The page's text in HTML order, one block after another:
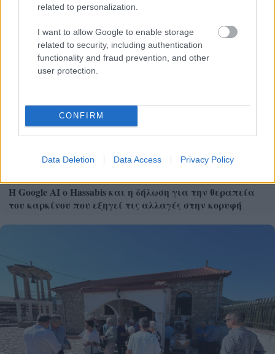
related to personalization.
I want to allow Google to enable storage
related to security, including authentication
functionality and fraud prevention, and other
user protection.
CONFIRM
Data Deletion Data Access Privacy Policy
χρήματα «μέσα»;
Η Google ΑΙ ο Hassabis και η δήλωση για την θεραπεία
του καρκίνου που εξηγεί τις αλλαγές στην κορυφή